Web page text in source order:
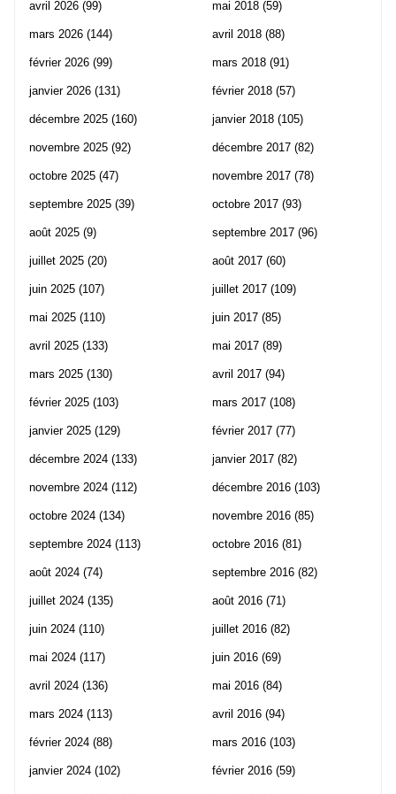
avril 2026 (99)
mars 2026 (144)
février 2026 (99)
janvier 2026 (131)
décembre 2025 (160)
novembre 2025 (92)
octobre 2025 (47)
septembre 2025 (39)
août 2025 (9)
juillet 2025 (20)
juin 2025 (107)
mai 2025 (110)
avril 2025 (133)
mars 2025 (130)
février 2025 (103)
janvier 2025 (129)
décembre 2024 (133)
novembre 2024 (112)
octobre 2024 (134)
septembre 2024 (113)
août 2024 (74)
juillet 2024 (135)
juin 2024 (110)
mai 2024 (117)
avril 2024 (136)
mars 2024 (113)
février 2024 (88)
janvier 2024 (102)
mai 2018 (59)
avril 2018 (88)
mars 2018 (91)
février 2018 (57)
janvier 2018 (105)
décembre 2017 (82)
novembre 2017 (78)
octobre 2017 (93)
septembre 2017 (96)
août 2017 (60)
juillet 2017 (109)
juin 2017 (85)
mai 2017 (89)
avril 2017 (94)
mars 2017 (108)
février 2017 (77)
janvier 2017 (82)
décembre 2016 (103)
novembre 2016 (85)
octobre 2016 (81)
septembre 2016 (82)
août 2016 (71)
juillet 2016 (82)
juin 2016 (69)
mai 2016 (84)
avril 2016 (94)
mars 2016 (103)
février 2016 (59)